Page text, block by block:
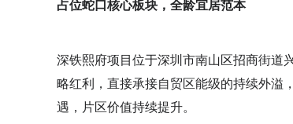
占位蛇口核心板块，全龄宜居范本
深铁熙府项目位于深圳市南山区招商街道
略红利，直接承接自贸区能级的持续外溢
遇，片区价值持续提升。